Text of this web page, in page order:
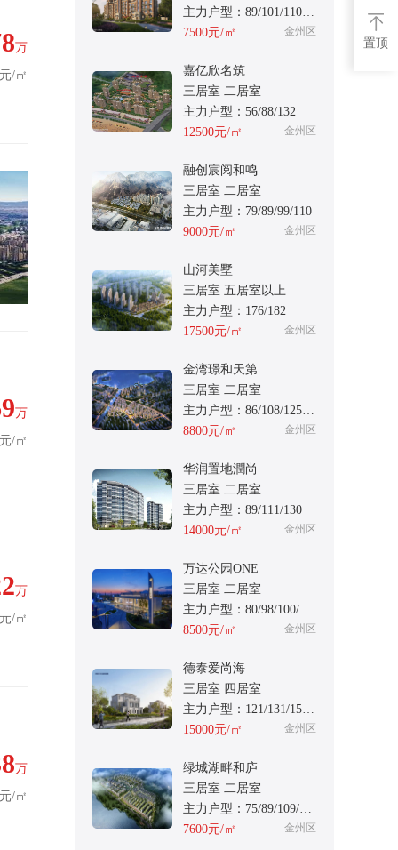
万
/㎡
万
/㎡
万
/㎡
万
/㎡
主力户型：89/101/110/115
7500元/㎡
金州区
嘉亿欣名筑
三居室 二居室
主力户型：56/88/132
12500元/㎡
金州区
融创宸阅和鸣
三居室 二居室
主力户型：79/89/99/110
9000元/㎡
金州区
山河美墅
三居室 五居室以上
主力户型：176/182
17500元/㎡
金州区
金湾璟和天第
三居室 二居室
主力户型：86/108/125/135
8800元/㎡
金州区
华润置地潤尚
三居室 二居室
主力户型：89/111/130
14000元/㎡
金州区
万达公园ONE
三居室 二居室
主力户型：80/98/100/105
8500元/㎡
金州区
德泰爱尚海
三居室 四居室
主力户型：121/131/158/198
15000元/㎡
金州区
绿城湖畔和庐
三居室 二居室
主力户型：75/89/109/121
7600元/㎡
金州区
置顶